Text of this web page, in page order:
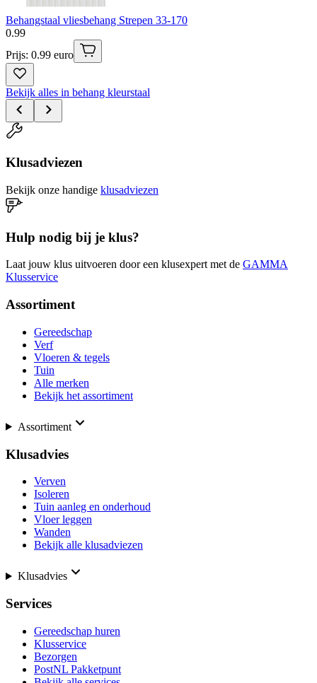
Behangstaal vliesbehang Strepen 33-170
0.99
Prijs: 0.99 euro
Bekijk alles in behang kleurstaal
Klusadviezen
Bekijk onze handige klusadviezen
Hulp nodig bij je klus?
Laat jouw klus uitvoeren door een klusexpert met de GAMMA
Klusservice
Assortiment
Gereedschap
Verf
Vloeren & tegels
Tuin
Alle merken
Bekijk het assortiment
Assortiment
Klusadvies
Verven
Isoleren
Tuin aanleg en onderhoud
Vloer leggen
Wanden
Bekijk alle klusadviezen
Klusadvies
Services
Gereedschap huren
Klusservice
Bezorgen
PostNL Pakketpunt